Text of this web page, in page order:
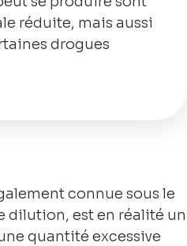
réduite, mais aussi
drogues
connue sous le
dilution, est en réalité un
quantité excessive